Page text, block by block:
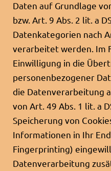
Daten auf Grundlage
bzw. Art. 9 Abs. 2 lit. a
Datenkategorien nach
verarbeitet werden. Im
Einwilligung in die
personenbezogener
die Datenverarbeitung
von Art. 49 Abs. 1 lit. a
Speicherung von
Informationen in Ihr
Fingerprinting)
Datenverarbeitung